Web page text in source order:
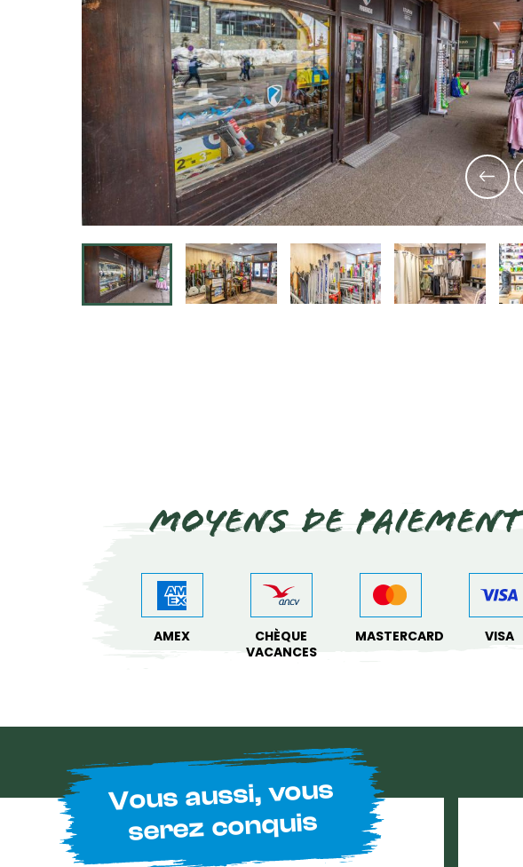
Moyens de paiement
AMEX
CHÈQUE
VACANCES
MASTERCARD VISA
Vous aussi, vous
serez conquis